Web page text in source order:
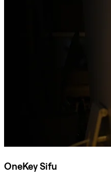
OneKey Sifu